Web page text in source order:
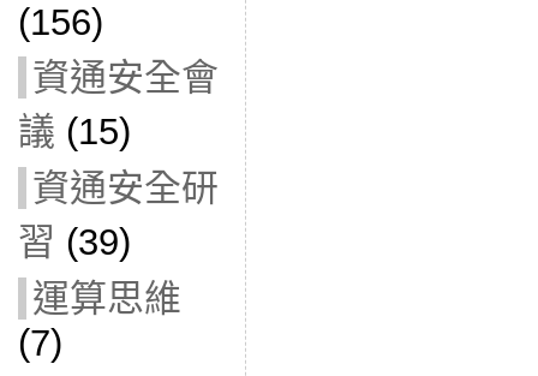
(156)
資通安全會
議 (15)
資通安全研
習 (39)
運算思維
(7)